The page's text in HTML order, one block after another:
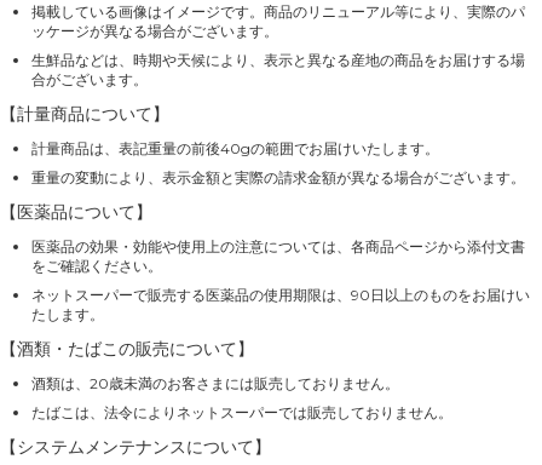
掲載している画像はイメージです。商品のリニューアル等により、実際のパ
ッケージが異なる場合がございます。
生鮮品などは、時期や天候により、表示と異なる産地の商品をお届けする場
合がございます。
【計量商品について】
計量商品は、表記重量の前後40gの範囲でお届けいたします。
重量の変動により、表示金額と実際の請求金額が異なる場合がございます。
【医薬品について】
医薬品の効果・効能や使用上の注意については、各商品ページから添付文書
をご確認ください。
ネットスーパーで販売する医薬品の使用期限は、90日以上のものをお届けい
たします。
【酒類・たばこの販売について】
酒類は、20歳未満のお客さまには販売しておりません。
たばこは、法令によりネットスーパーでは販売しておりません。
【システムメンテナンスについて】